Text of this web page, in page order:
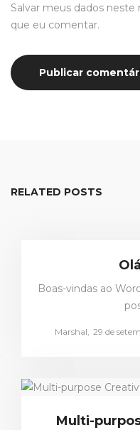
Salvar meus dados neste
que eu comentar.
RELATED POSTS
Boas-vindas ao
Marshal Posted
29 de
Multi-